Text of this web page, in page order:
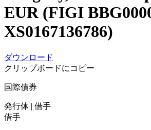
EUR (FIGI
XS0167136786)
ダウンロード
クリップボードにコピー
国際債券
発行体 | 借手
借手